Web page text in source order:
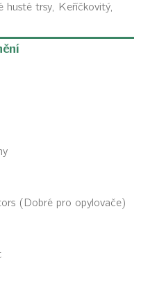
husté trsy, Keříčkovitý,
(Dobré pro opylovače)